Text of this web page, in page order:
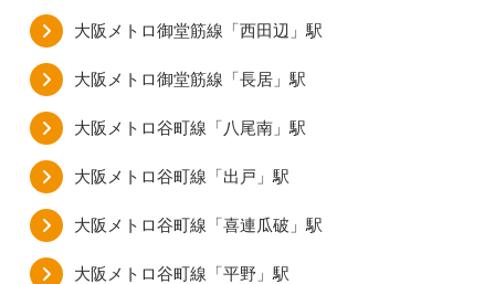
大阪メトロ御堂筋線「西田辺」駅
大阪メトロ御堂筋線「長居」駅
大阪メトロ谷町線「八尾南」駅
大阪メトロ谷町線「出戸」駅
大阪メトロ谷町線「喜連瓜破」駅
大阪メトロ谷町線「平野」駅